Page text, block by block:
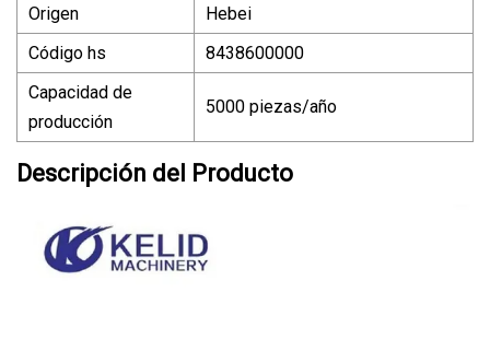
Origen
Hebei
Código hs
8438600000
Capacidad de
producción
5000 piezas/año
Descripción del Producto